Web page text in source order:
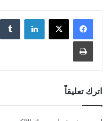
لينكدإن
طباعة
اترك تعليقاً